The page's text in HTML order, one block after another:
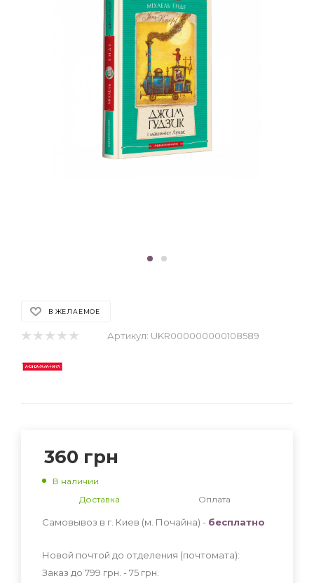
В ЖЕЛАЕМОЕ
Артикул: UKR000000000108589
360 грн
В наличии
Доставка
Оплата
Самовывоз в г. Киев (м. Почайна) - бесплатно
Новой почтой до отделения (почтомата):
Заказ до 799 грн. - 75 грн